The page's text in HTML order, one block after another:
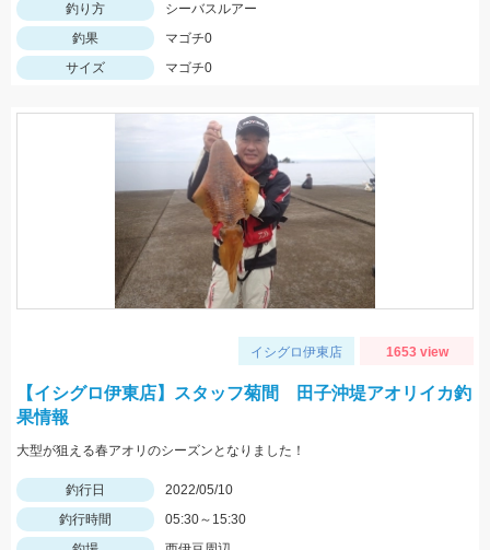
釣り方
シーバスルアー
釣果
マゴチ0
サイズ
マゴチ0
イシグロ伊東店 1653 view
【イシグロ伊東店】スタッフ菊間 田子沖堤アオリイカ釣
果情報
大型が狙える春アオリのシーズンとなりました！
釣行日
2022/05/10
釣行時間
05:30～15:30